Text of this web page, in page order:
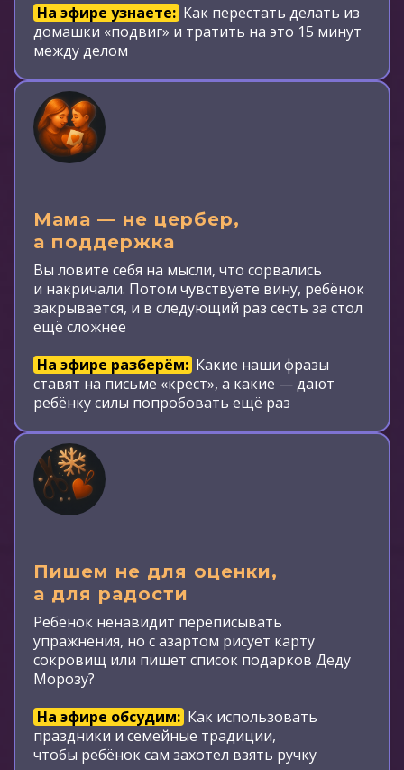
На эфире узнаете: Как перестать делать из
домашки «подвиг» и тратить на это 15 минут
между делом
Мама — не цербер,
а поддержка
Вы ловите себя на мысли, что сорвались
и накричали. Потом чувствуете вину, ребёнок
закрывается, и в следующий раз сесть за стол
ещё сложнее
На эфире разберём: Какие наши фразы
ставят на письме «крест», а какие — дают
ребёнку силы попробовать ещё раз
Пишем не для оценки,
а для радости
Ребёнок ненавидит переписывать
упражнения, но с азартом рисует карту
сокровищ или пишет список подарков Деду
Морозу?
На эфире обсудим: Как использовать
праздники и семейные традиции,
чтобы ребёнок сам захотел взять ручку